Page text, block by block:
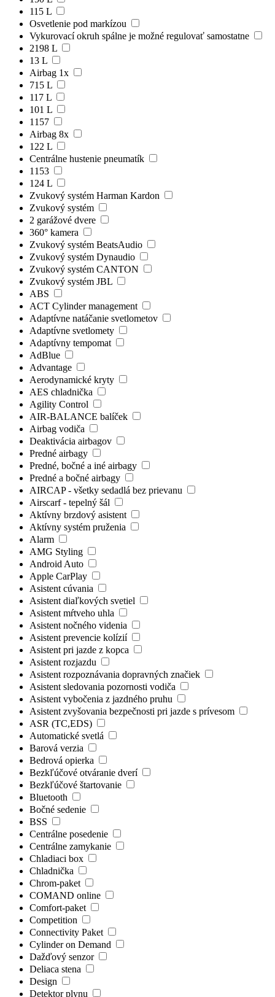
115 L
Osvetlenie pod markízou
Vykurovací okruh spálne je možné regulovať samostatne
2198 L
13 L
Airbag 1x
715 L
117 L
101 L
1157
Airbag 8x
122 L
Centrálne hustenie pneumatík
1153
124 L
Zvukový systém Harman Kardon
Zvukový systém
2 garážové dvere
360° kamera
Zvukový systém BeatsAudio
Zvukový systém Dynaudio
Zvukový systém CANTON
Zvukový systém JBL
ABS
ACT Cylinder management
Adaptívne natáčanie svetlometov
Adaptívne svetlomety
Adaptívny tempomat
AdBlue
Advantage
Aerodynamické kryty
AES chladnička
Agility Control
AIR-BALANCE balíček
Airbag vodiča
Deaktivácia airbagov
Predné airbagy
Predné, bočné a iné airbagy
Predné a bočné airbagy
AIRCAP - všetky sedadlá bez prievanu
Airscarf - tepelný šál
Aktívny brzdový asistent
Aktívny systém pruženia
Alarm
AMG Styling
Android Auto
Apple CarPlay
Asistent cúvania
Asistent diaľkových svetiel
Asistent mŕtveho uhla
Asistent nočného videnia
Asistent prevencie kolízií
Asistent pri jazde z kopca
Asistent rozjazdu
Asistent rozpoznávania dopravných značiek
Asistent sledovania pozornosti vodiča
Asistent vybočenia z jazdného pruhu
Asistent zvyšovania bezpečnosti pri jazde s prívesom
ASR (TC,EDS)
Automatické svetlá
Barová verzia
Bedrová opierka
Bezkľúčové otváranie dverí
Bezkľúčové štartovanie
Bluetooth
Bočné sedenie
BSS
Centrálne posedenie
Centrálne zamykanie
Chladiaci box
Chladnička
Chrom-paket
COMAND online
Comfort-paket
Competition
Connectivity Paket
Cylinder on Demand
Dažďový senzor
Deliaca stena
Design
Detektor plynu